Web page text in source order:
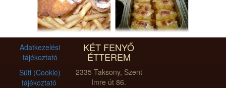
Adatkezelési
tájékoztató
Süti (Cookie)
tájékoztató
KÉT FENYŐ
ÉTTEREM
2335 Taksony, Szent
Imre út 86.